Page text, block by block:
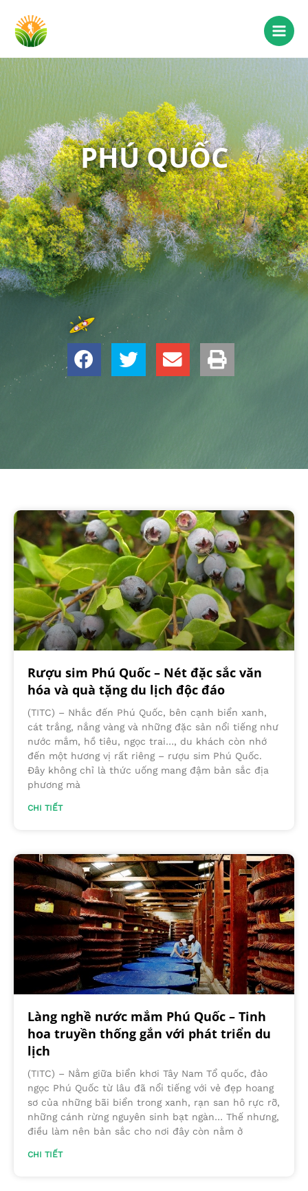
PHÚ QUỐC
Rượu sim Phú Quốc – Nét đặc sắc văn
hóa và quà tặng du lịch độc đáo
(TITC) – Nhắc đến Phú Quốc, bên cạnh biển xanh,
cát trắng, nắng vàng và những đặc sản nổi tiếng như
nước mắm, hồ tiêu, ngọc trai…, du khách còn nhớ
đến một hương vị rất riêng – rượu sim Phú Quốc.
Đây không chỉ là thức uống mang đậm bản sắc địa
phương mà
CHI TIẾT
Làng nghề nước mắm Phú Quốc – Tinh
hoa truyền thống gắn với phát triển du
lịch
(TITC) – Nằm giữa biển khơi Tây Nam Tổ quốc, đảo
ngọc Phú Quốc từ lâu đã nổi tiếng với vẻ đẹp hoang
sơ của những bãi biển trong xanh, rạn san hô rực rỡ,
những cánh rừng nguyên sinh bạt ngàn… Thế nhưng,
điều làm nên bản sắc cho nơi đây còn nằm ở
CHI TIẾT